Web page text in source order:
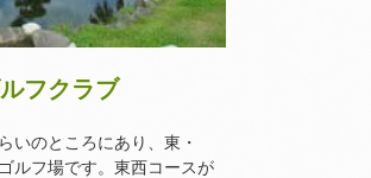
フクラブ
いのところにあり、東・
ルフ場です。東西コースが